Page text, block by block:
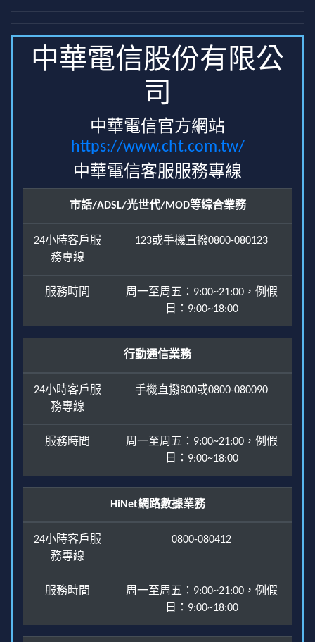
中華電信股份有限公
司
中華電信官方網站
https://www.cht.com.tw/
中華電信客服服務專線
市話/ADSL/光世代/MOD等綜合業務
24小時客戶服
務專線
123或手機直撥0800-080123
服務時間
周一至周五：9:00~21:00，例假
日：9:00~18:00
行動通信業務
24小時客戶服
務專線
手機直撥800或0800-080090
服務時間
周一至周五：9:00~21:00，例假
日：9:00~18:00
HiNet網路數據業務
24小時客戶服
務專線
0800-080412
服務時間
周一至周五：9:00~21:00，例假
日：9:00~18:00